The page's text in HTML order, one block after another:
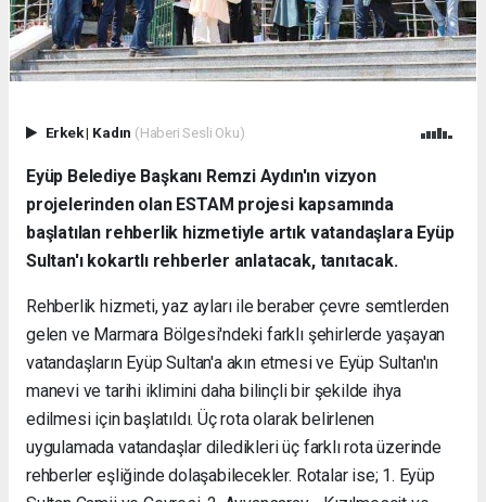
Erkek| Kadın (Haberi Sesli Oku)
Eyüp Belediye Başkanı Remzi Aydın'ın vizyon
projelerinden olan ESTAM projesi kapsamında
başlatılan rehberlik hizmetiyle artık vatandaşlara Eyüp
Sultan'ı kokartlı rehberler anlatacak, tanıtacak.
Rehberlik hizmeti, yaz ayları ile beraber çevre semtlerden
gelen ve Marmara Bölgesi'ndeki farklı şehirlerde yaşayan
vatandaşların Eyüp Sultan'a akın etmesi ve Eyüp Sultan'ın
manevi ve tarihi iklimini daha bilinçli bir şekilde ihya
edilmesi için başlatıldı. Üç rota olarak belirlenen
uygulamada vatandaşlar diledikleri üç farklı rota üzerinde
rehberler eşliğinde dolaşabilecekler. Rotalar ise; 1. Eyüp